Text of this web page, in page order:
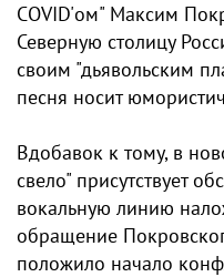
COVID'ом" Максим
Северную столицу
своим "дьявольским
песня носит
Вдобавок к тому, в
свело" присутствует
вокальную линию
обращение
положило начало